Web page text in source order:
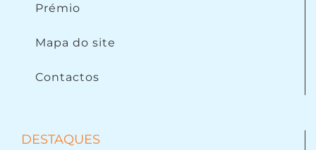
Prémio
Mapa do site
Contactos
DESTAQUES